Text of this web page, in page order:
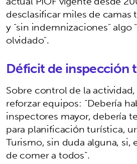
desclasificar miles de camas
y "sin indemnizaciones" algo
olvidado".
Déficit de inspección
Sobre control de la
reforzar equipos: “Debería
inspectores mayor, debería
para planificación turística,
Turismo, sin duda alguna, si,
de comer a todos”.